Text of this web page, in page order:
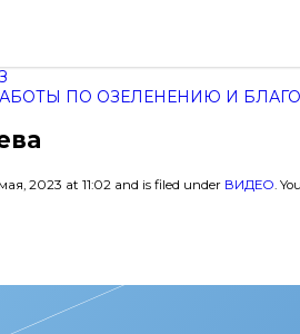
ПО ОЗЕЛЕНЕНИЮ И
2023 at 11:02 and is filed under ВИДЕО.